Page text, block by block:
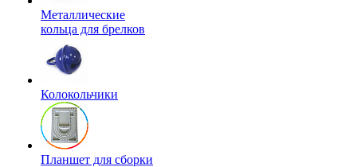
Металлические
кольца для брелков
Колокольчики
Планшет для сборки